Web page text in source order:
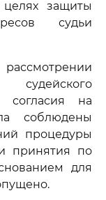
защиты
судьи
согласия на
соблюдены
процедуры
принятия по
для